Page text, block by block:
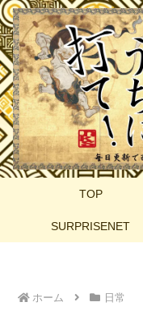
TOP
SURPRISENET
ホーム 日常